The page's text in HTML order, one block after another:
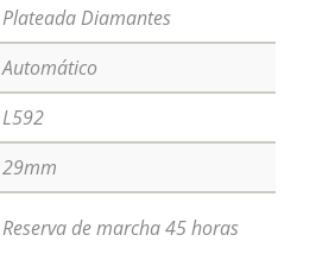
Plateada Diamantes
Automático
L592
29mm
Reserva de marcha 45 horas